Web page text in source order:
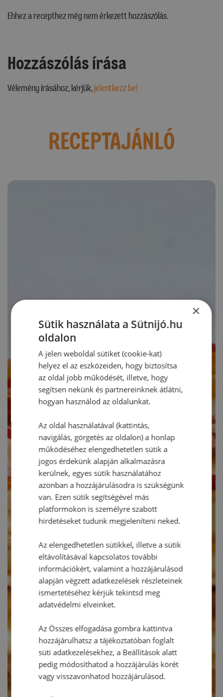
Ehhez a recepthez még nem érkezett hozzászólás.
Hozzászólás írása
Vélemény írásához, kérjük,jelentkezz be!
RECEPTAJÁNLÓ
×
Sütik használata a Sütnijó.hu
oldalon
A jelen weboldal sütiket (cookie-kat)
helyez el az eszközeiden, hogy biztosítsa
az oldal jobb működését, illetve, hogy
segítsen nekünk és partnereinknek átlátni,
hogyan használod az oldalunkat.
Az oldal használatával (kattintás,
navigálás, görgetés az oldalon) a honlap
működéséhez elengedhetetlen sütik a
jogos érdekünk alapján alkalmazásra
kerülnek, egyes sütik használatához
azonban a hozzájárulásodra is szükségünk
van. Ezen sütik segítségével más
platformokon is személyre szabott
hirdetéseket tudunk megjeleníteni neked.
Az elengedhetetlen sütikkel, illetve a sütik
eltávolításával kapcsolatos további
információkért, valamint a hozzájárulásod
alapján végzett adatkezelések részleteinek
ismertetéséhez kérjük tekintsd meg
adatvédelmi elveinket.
Az Összes elfogadása gombra kattintva
hozzájárulhatsz a tájékoztatóban foglalt
süti adatkezelésekhez, a Beállítások alatt
pedig módosíthatod a hozzájárulás körét
vagy visszavonhatod hozzájárulásod.